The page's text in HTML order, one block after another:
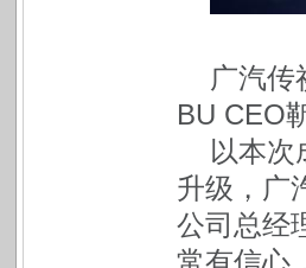
广汽传
BU CEO
以本
升级，广
公司总经
常有信心